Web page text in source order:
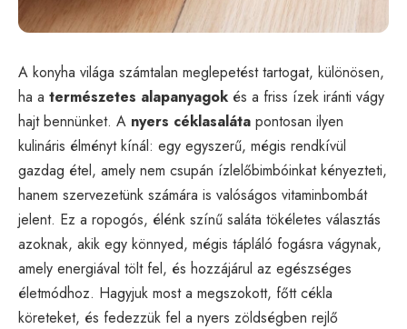
A konyha világa számtalan meglepetést tartogat, különösen,
ha a természetes alapanyagok és a friss ízek iránti vágy
hajt bennünket. A nyers céklasaláta pontosan ilyen
kulináris élményt kínál: egy egyszerű, mégis rendkívül
gazdag étel, amely nem csupán ízlelőbimbóinkat kényezteti,
hanem szervezetünk számára is valóságos vitaminbombát
jelent. Ez a ropogós, élénk színű saláta tökéletes választás
azoknak, akik egy könnyed, mégis tápláló fogásra vágynak,
amely energiával tölt fel, és hozzájárul az egészséges
életmódhoz. Hagyjuk most a megszokott, főtt cékla
köreteket, és fedezzük fel a nyers zöldségben rejlő